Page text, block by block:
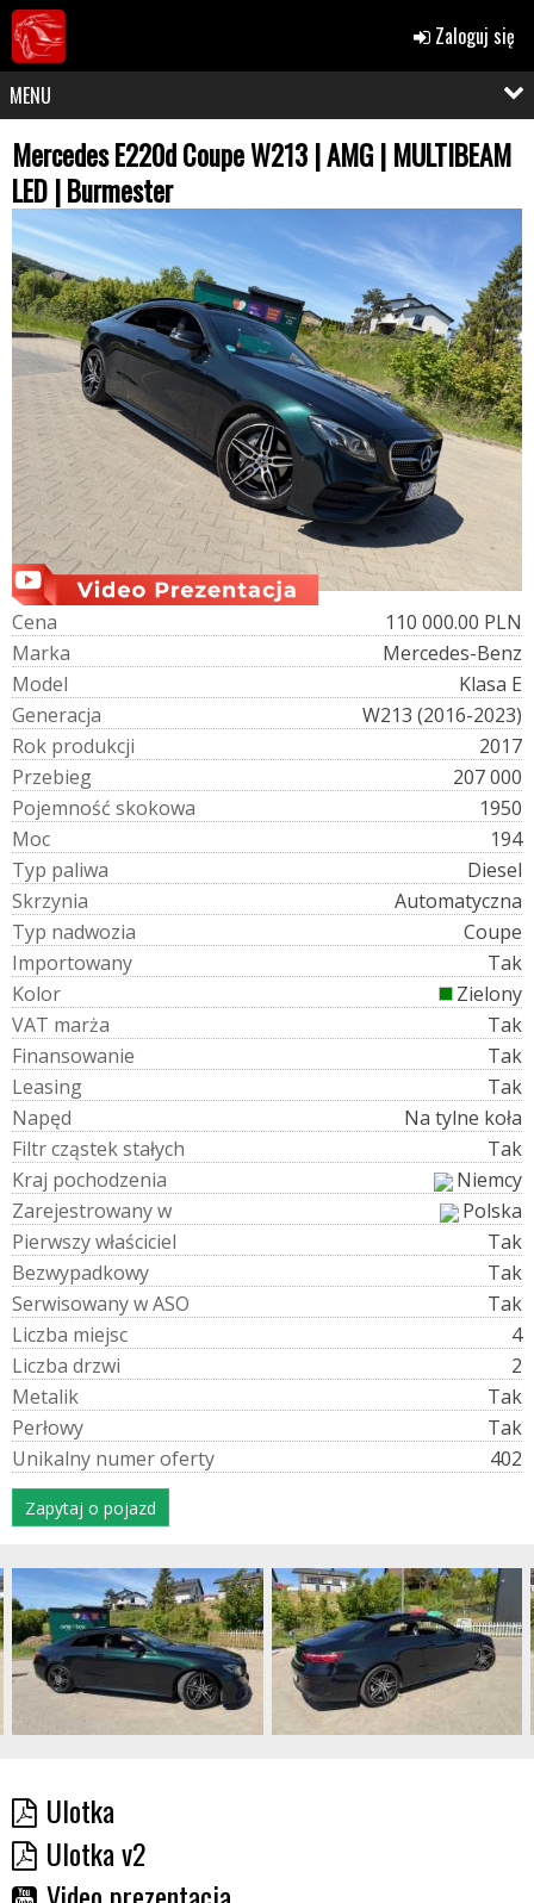
Zaloguj się
MENU
Mercedes E220d Coupe W213 | AMG | MULTIBEAM
LED | Burmester
Cena
110 000.00 PLN
Marka
Mercedes-Benz
Model
Klasa E
Generacja
W213 (2016-2023)
Rok produkcji
2017
Przebieg
207 000
Pojemność skokowa
1950
Moc
194
Typ paliwa
Diesel
Skrzynia
Automatyczna
Typ nadwozia
Coupe
Importowany
Tak
Kolor
Zielony
VAT marża
Tak
Finansowanie
Tak
Leasing
Tak
Napęd
Na tylne koła
Filtrcząstekstałych
Tak
Kraj pochodzenia
Niemcy
Zarejestrowanyw
Polska
Pierwszywłaściciel
Tak
Bezwypadkowy
Tak
SerwisowanywASO
Tak
Liczba miejsc
4
Liczba drzwi
2
Metalik
Tak
Perłowy
Tak
Unikalny numeroferty 402
Zapytaj o pojazd
Ulotka
Ulotka v2